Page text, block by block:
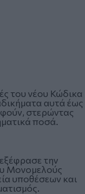
του νέου Κώδικα
αυτά έως
στερώντας
ποσά.
την
Μονομελούς
υποθέσεων και